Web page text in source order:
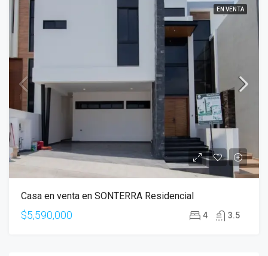
EN VENTA
Casa en venta en SONTERRA Residencial
$5,590,000 4 3.5